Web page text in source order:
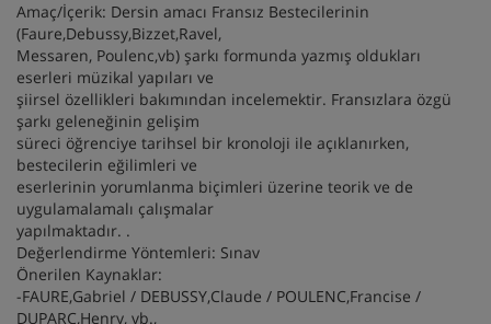
Amaç/İçerik: Dersin amacı Fransız Bestecilerinin
(Faure,Debussy,Bizzet,Ravel,
Messaren, Poulenc,vb) şarkı formunda yazmış oldukları
eserleri müzikal yapıları ve
şiirsel özellikleri bakımından incelemektir. Fransızlara özgü
şarkı geleneğinin gelişim
süreci öğrenciye tarihsel bir kronoloji ile açıklanırken,
bestecilerin eğilimleri ve
eserlerinin yorumlanma biçimleri üzerine teorik ve de
uygulamalamalı çalışmalar
yapılmaktadır. .
Değerlendirme Yöntemleri: Sınav
Önerilen Kaynaklar:
-FAURE,Gabriel / DEBUSSY,Claude / POULENC,Francise /
DUPARC,Henry, vb.,